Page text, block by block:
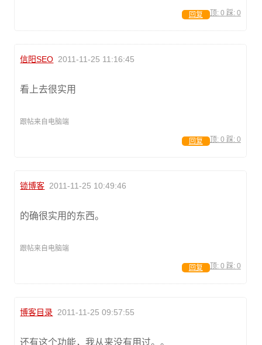
顶: 0 踩: 0
回复
信阳SEO 2011-11-25 11:16:45
看上去很实用
跟帖来自电脑端
顶: 0 踩: 0
回复
锁博客 2011-11-25 10:49:46
的确很实用的东西。
跟帖来自电脑端
顶: 0 踩: 0
回复
博客目录 2011-11-25 09:57:55
还有这个功能，我从来没有用过。。